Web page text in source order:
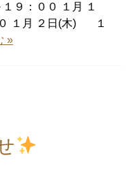
９：００ １月 １
１月 ２日(木) １
»